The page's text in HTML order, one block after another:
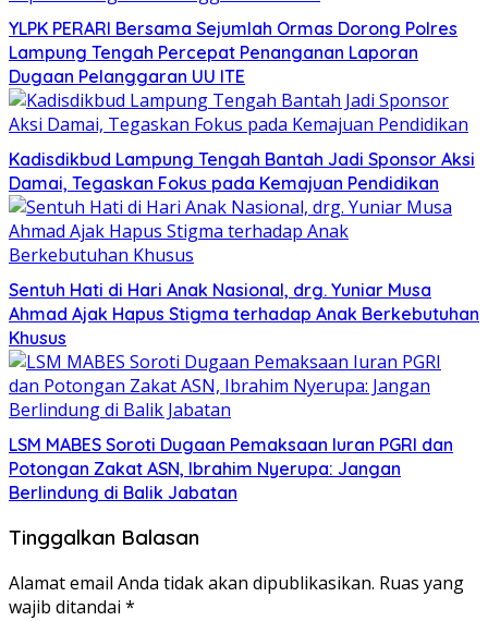
YLPK PERARI Bersama Sejumlah Ormas Dorong Polres
Lampung Tengah Percepat Penanganan Laporan
Dugaan Pelanggaran UU ITE
Kadisdikbud Lampung Tengah Bantah Jadi Sponsor Aksi
Damai, Tegaskan Fokus pada Kemajuan Pendidikan
Sentuh Hati di Hari Anak Nasional, drg. Yuniar Musa
Ahmad Ajak Hapus Stigma terhadap Anak Berkebutuhan
Khusus
LSM MABES Soroti Dugaan Pemaksaan Iuran PGRI dan
Potongan Zakat ASN, Ibrahim Nyerupa: Jangan
Berlindung di Balik Jabatan
Tinggalkan Balasan
Alamat email Anda tidak akan dipublikasikan. Ruas yang
wajib ditandai *